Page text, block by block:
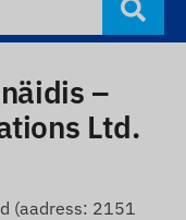
–
Ltd.
(aadress: 2151